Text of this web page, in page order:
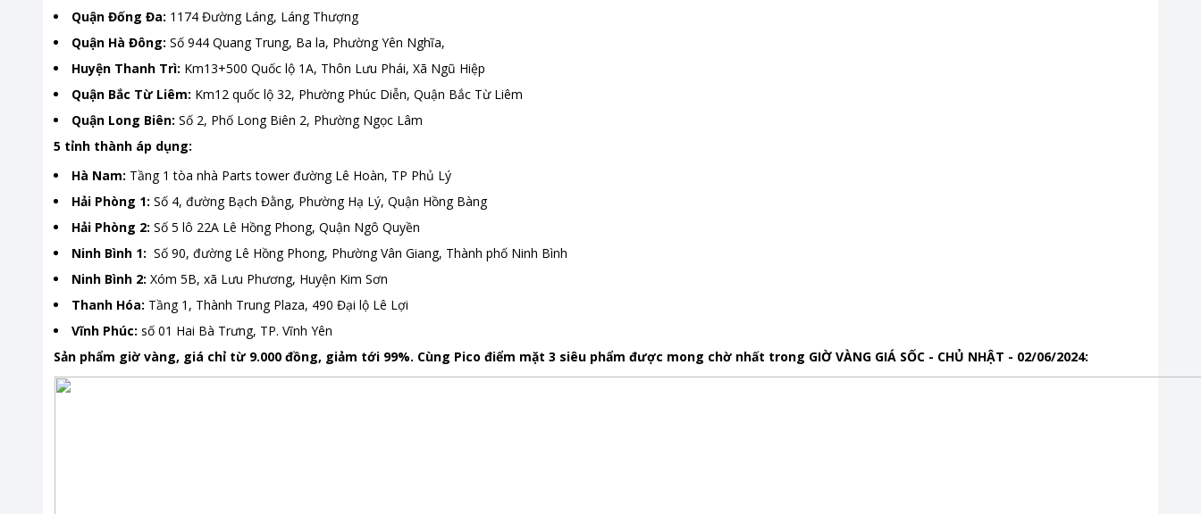
Quận Đống Đa: 1174 Đường Láng, Láng Thượng
Quận Hà Đông: Số 944 Quang Trung, Ba la, Phường Yên Nghĩa,
Huyện Thanh Trì: Km13+500 Quốc lộ 1A, Thôn Lưu Phái, Xã Ngũ Hiệp
Quận Bắc Từ Liêm: Km12 quốc lộ 32, Phường Phúc Diễn, Quận Bắc Từ Liêm
Quận Long Biên: Số 2, Phố Long Biên 2, Phường Ngọc Lâm
5 tỉnh thành áp dụng:
Hà Nam: Tầng 1 tòa nhà Parts tower đường Lê Hoàn, TP Phủ Lý
Hải Phòng 1: Số 4, đường Bạch Đằng, Phường Hạ Lý, Quận Hồng Bàng
Hải Phòng 2: Số 5 lô 22A Lê Hồng Phong, Quận Ngô Quyền
Ninh Bình 1: Số 90, đường Lê Hồng Phong, Phường Vân Giang, Thành phố Ninh Bình
Ninh Bình 2: Xóm 5B, xã Lưu Phương, Huyện Kim Sơn
Thanh Hóa: Tầng 1, Thành Trung Plaza, 490 Đại lộ Lê Lợi
Vĩnh Phúc: số 01 Hai Bà Trưng, TP. Vĩnh Yên
Sản phẩm giờ vàng, giá chỉ từ 9.000 đồng, giảm tới 99%. Cùng Pico điểm mặt 3 siêu phẩm được mong chờ nhất trong GIỜ VÀNG GIÁ SỐC - CHỦ NHẬT - 02/06/2024: